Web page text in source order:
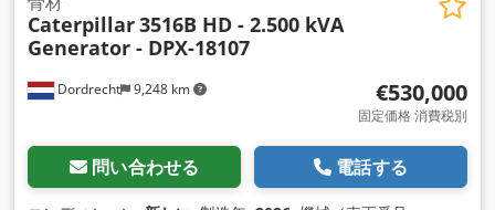
Dordrecht 9,248 km
Caterpillar3516B HD - 2.500 kVA
Generator - DPX-18107
€530,000
固定価格 消費税別
問い合わせる 電話する